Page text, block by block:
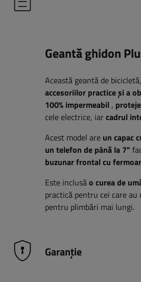
Geantă ghidon
Această geantă de bicicletă,
accesoriilor practice și a
100% impermeabil ,
cele electrice, iarcadrul
Acest model are un capac
un telefon de până la 7"
buzunar frontal cu
Este inclusăo curea de
practică pentru cei care au
pentru plimbări mai lungi.
Garanție